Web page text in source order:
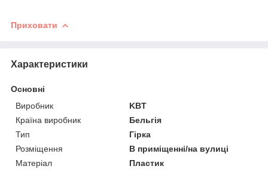
Приховати
Характеристики
Основні
Виробник
KBT
Країна виробник
Бельгія
Тип
Гірка
Розміщення
В приміщенні/на вулиці
Матеріал
Пластик